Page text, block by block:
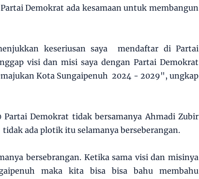
Demokrat ada kesamaan untuk membangun
keseriusan saya mendaftar di Partai
visi dan misi saya dengan Partai Demokrat
Kota Sungaipenuh 2024 - 2029", ungkap
Demokrat tidak bersamanya Ahmadi Zubir
ada plotik itu selamanya berseberangan.
bersebrangan. Ketika sama visi dan misinya
maka kita bisa bisa bahu membahu